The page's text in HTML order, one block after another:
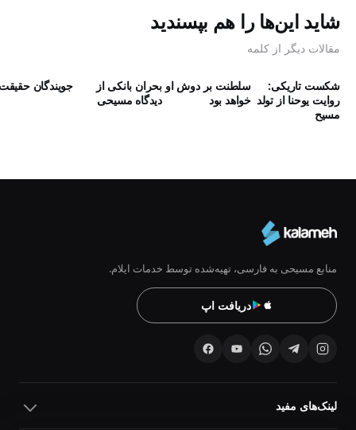
شاید این‌ها را هم بپسندید
مقالات دیگر از کلمه
شکست تاریکی:
روایت یوحنا از تولد
مسیح
سلطنت بر دوش او
خواهد بود
بحران بانکی از
دیدگاه مسیحی
جویندگان
منابع مسیحی به فارسی، تهیه‌شده توسط خدمات ایلام.
دریافت اپ
لینک‌های مفید